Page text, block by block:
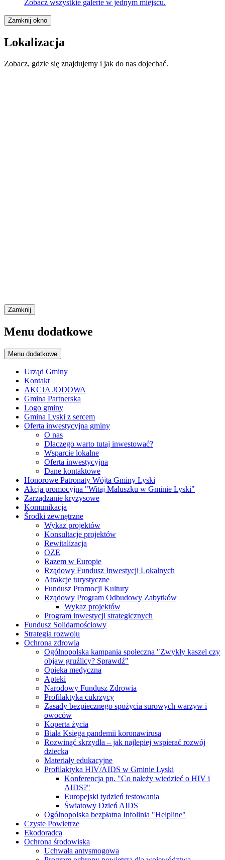
Zobacz wszystkie galerie w jednym miejscu.
Zamknij okno
Lokalizacja
Zobacz, gdzie się znajdujemy i jak do nas dojechać.
Zamknij
Menu dodatkowe
Menu dodatkowe
Urząd Gminy
Kontakt
AKCJA JODOWA
Gmina Partnerska
Logo gminy
Gmina Lyski z sercem
Oferta inwestycyjna gminy
O nas
Dlaczego warto tutaj inwestować?
Wsparcie lokalne
Oferta inwestycyjna
Dane kontaktowe
Honorowe Patronaty Wójta Gminy Lyski
Akcja promocyjna "Witaj Maluszku w Gminie Lyski"
Zarządzanie kryzysowe
Komunikacja
Środki zewnętrzne
Wykaz projektów
Konsultacje projektów
Rewitalizacja
OZE
Razem w Europie
Rządowy Fundusz Inwestycji Lokalnych
Atrakcje turystyczne
Fundusz Promocji Kultury
Rządowy Program Odbudowy Zabytków
Wykaz projektów
Program inwestycji strategicznych
Fundusz Solidarnościowy
Strategia rozwoju
Ochrona zdrowia
Ogólnopolska kampania społeczna "Zwykły kaszel czy
objaw gruźlicy? Sprawdź"
Opieka medyczna
Apteki
Narodowy Fundusz Zdrowia
Profilaktyka cukrzycy
Zasady bezpiecznego spożycia surowych warzyw i
owoców
Koperta życia
Biała Księga pandemii koronawirusa
Rozwinąć skrzydła – jak najlepiej wspierać rozwój
dziecka
Materiały edukacyjne
Profilaktyka HIV/AIDS w Gminie Lyski
Konferencja pn. "Co należy wiedzieć o HIV i
AIDS?"
Europejski tydzień testowania
Światowy Dzień AIDS
Ogólnopolska bezpłatna Infolinia "Helpline"
Czyste Powietrze
Ekodoradca
Ochrona środowiska
Uchwała antysmogowa